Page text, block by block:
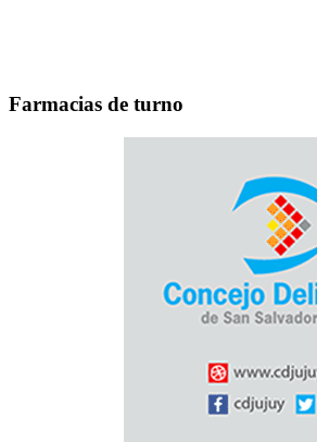
Farmacias de turno